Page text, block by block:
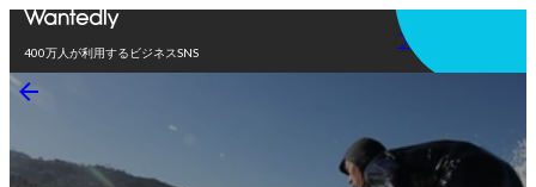
400万人が利用するビジネスSNS
アプリを使う